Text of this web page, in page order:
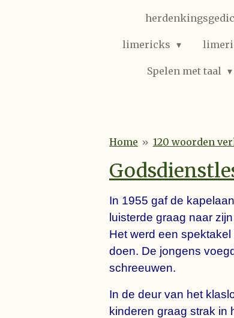
limericks
Spelen met taal
Home » 120 woorden
In 1955 gaf de
luisterde graag naar
Het werd een spektakel
doen. De jongens
schreeuwen.
In de deur van het
kinderen graag strak in